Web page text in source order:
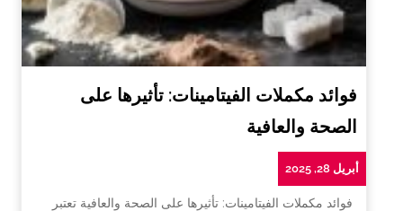
فوائد مكملات الفيتامينات: تأثيرها على
الصحة والعافية
أبريل 28, 2025
فوائد مكملات الفيتامينات: تأثيرها على الصحة والعافية تعتبر